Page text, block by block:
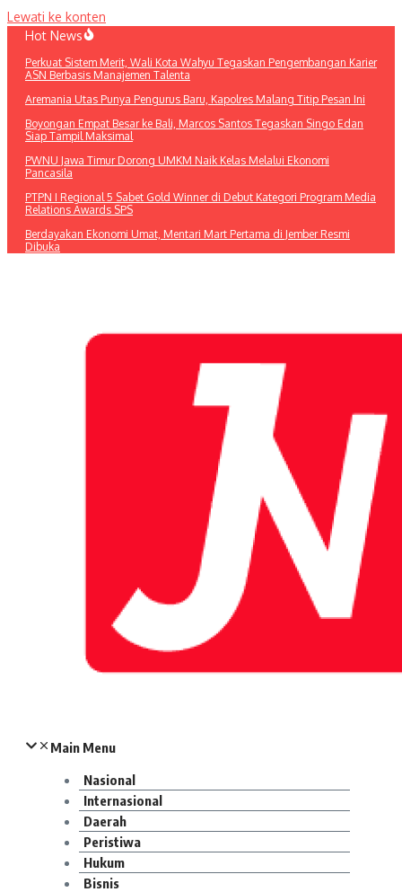
Lewati ke konten
Hot News
Perkuat Sistem Merit, Wali Kota Wahyu Tegaskan Pengembangan Karier
ASN Berbasis Manajemen Talenta
Aremania Utas Punya Pengurus Baru, Kapolres Malang Titip Pesan Ini
Boyongan Empat Besar ke Bali, Marcos Santos Tegaskan Singo Edan
Siap Tampil Maksimal
PWNU Jawa Timur Dorong UMKM Naik Kelas Melalui Ekonomi
Pancasila
PTPN I Regional 5 Sabet Gold Winner di Debut Kategori Program Media
Relations Awards SPS
Berdayakan Ekonomi Umat, Mentari Mart Pertama di Jember Resmi
Dibuka
Main Menu
Nasional
Internasional
Daerah
Peristiwa
Hukum
Bisnis